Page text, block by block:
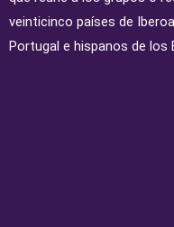
veinticinco países de
Portugal e hispanos de los